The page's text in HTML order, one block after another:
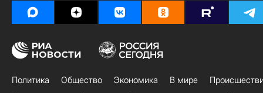
Политика Общество Экономика В мире